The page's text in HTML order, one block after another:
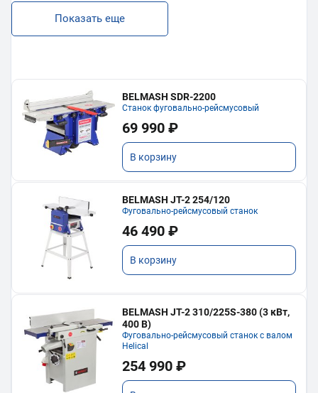
Показать еще
BELMASH SDR-2200
Станок фуговально-рейсмусовый
69 990 ₽
В корзину
BELMASH JT-2 254/120
Фуговально-рейсмусовый станок
46 490 ₽
В корзину
BELMASH JT-2 310/225S-380 (3 кВт,
400 В)
Фуговально-рейсмусовый станок с валом
Helical
254 990 ₽